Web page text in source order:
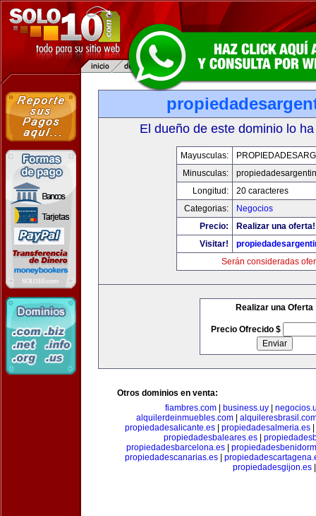
El dueño de este dominio lo
Mayusculas:
Minusculas:
Longitud:
20 caracteres
Categorias:
Negocios
Precio:
Realizar una oferta!
Visitar!
Serán consideradas
Realizar una Oferta
Precio Ofrecido $
Otros dominios en venta:
fiambres.com
business.uy
alquilerdeinmuebles.com|
propiedadesalicante.es| propiedadesalmeria.es|
propiedadesbaleares.es
propiedadesbarcelona.es
propiedadescanarias.es|
propiedadesgijon.es